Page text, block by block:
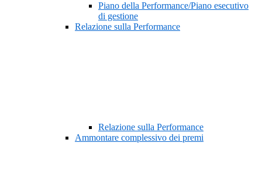
Piano della Performance/Piano esecutivo
di gestione
Relazione sulla Performance
Relazione sulla Performance
Ammontare complessivo dei premi